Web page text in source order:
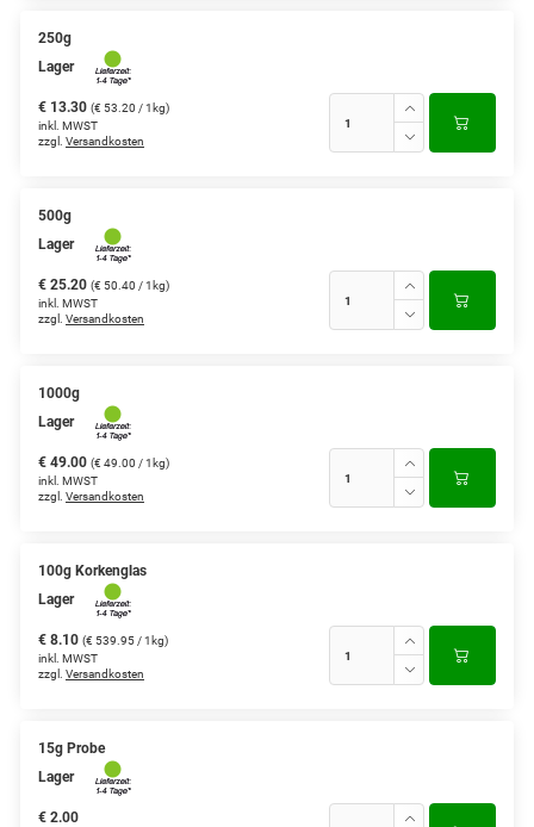
Yogi - und Beuteltee
Aromatisierter Grüntee
Aromatisierter Schwarztee
250g
Lager
€ 13.30 (€ 53.20 / 1kg)
inkl. MWST
zzgl. Versandkosten
500g
Lager
€ 25.20 (€ 50.40 / 1kg)
inkl. MWST
zzgl. Versandkosten
1000g
Lager
€ 49.00 (€ 49.00 / 1kg)
inkl. MWST
zzgl. Versandkosten
100g Korkenglas
Lager
€ 8.10 (€ 539.95 / 1kg)
inkl. MWST
zzgl. Versandkosten
15g Probe
Lager
€ 2.00